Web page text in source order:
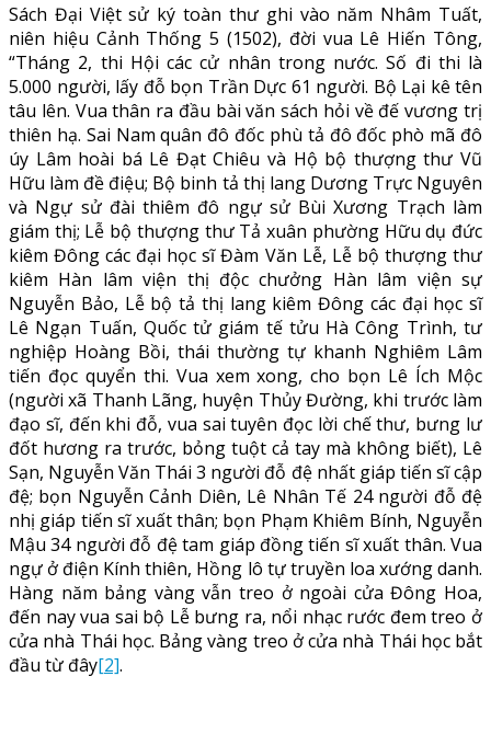
Sách Đại Việt sử ký toàn thư ghi vào năm Nhâm Tuất,
niên hiệu Cảnh Thống 5 (1502), đời vua Lê Hiến Tông,
“Tháng 2, thi Hội các cử nhân trong nước. Số đi thi là
5.000 người, lấy đỗ bọn Trần Dực 61 người. Bộ Lại kê tên
tâu lên. Vua thân ra đầu bài văn sách hỏi về đế vương trị
thiên hạ. Sai Nam quân đô đốc phù tả đô đốc phò mã đô
úy Lâm hoài bá Lê Đạt Chiêu và Hộ bộ thượng thư Vũ
Hữu làm đề điệu; Bộ binh tả thị lang Dương Trực Nguyên
và Ngự sử đài thiêm đô ngự sử Bùi Xương Trạch làm
giám thị; Lễ bộ thượng thư Tả xuân phường Hữu dụ đức
kiêm Đông các đại học sĩ Đàm Văn Lễ, Lễ bộ thượng thư
kiêm Hàn lâm viện thị độc chưởng Hàn lâm viện sự
Nguyễn Bảo, Lễ bộ tả thị lang kiêm Đông các đại học sĩ
Lê Ngạn Tuấn, Quốc tử giám tế tửu Hà Công Trình, tư
nghiệp Hoàng Bồi, thái thường tự khanh Nghiêm Lâm
tiến đọc quyển thi. Vua xem xong, cho bọn Lê Ích Mộc
(người xã Thanh Lãng, huyện Thủy Đường, khi trước làm
đạo sĩ, đến khi đỗ, vua sai tuyên đọc lời chế thư, bưng lư
đốt hương ra trước, bỏng tuột cả tay mà không biết), Lê
Sạn, Nguyễn Văn Thái 3 người đỗ đệ nhất giáp tiến sĩ cập
đệ; bọn Nguyễn Cảnh Diên, Lê Nhân Tế 24 người đỗ đệ
nhị giáp tiến sĩ xuất thân; bọn Phạm Khiêm Bính, Nguyễn
Mậu 34 người đỗ đệ tam giáp đồng tiến sĩ xuất thân. Vua
ngự ở điện Kính thiên, Hồng lô tự truyền loa xướng danh.
Hàng năm bảng vàng vẫn treo ở ngoài cửa Đông Hoa,
đến nay vua sai bộ Lễ bưng ra, nổi nhạc rước đem treo ở
cửa nhà Thái học. Bảng vàng treo ở cửa nhà Thái học bắt
đầu từ đây[2].